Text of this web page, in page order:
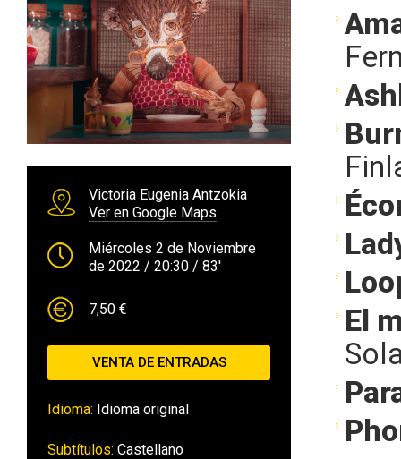
Victoria Eugenia Antzokia
Ver en Google Maps
Miércoles 2 de Noviembre
de 2022 / 20:30 / 83'
7,50 €
VENTA DE ENTRADAS
Idioma: Idioma original
Subtítulos: Castellano
El